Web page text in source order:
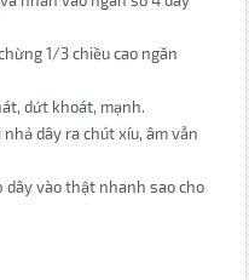
1/3 chiều cao ngăn
dứt khoát, mạnh.
dây ra chút xíu, âm vẫn
dây vào thật nhanh sao cho